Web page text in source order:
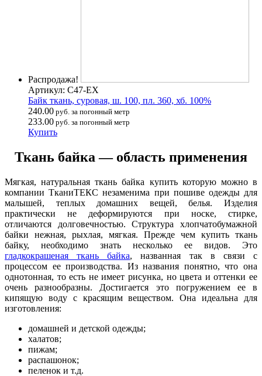
Распродажа!
Артикул: С47-ЕХ
Байк ткань, суровая, ш. 100, пл. 360, хб. 100%
240.00 руб. за погонный метр
233.00 руб. за погонный метр
Купить
Ткань байка — область применения
Мягкая, натуральная ткань байка купить которую можно в
компании ТканиТЕКС незаменима при пошиве одежды для
малышей, теплых домашних вещей, белья. Изделия
практически не деформируются при носке, стирке,
отличаются долговечностью. Структура хлопчатобумажной
байки нежная, рыхлая, мягкая. Прежде чем купить ткань
байку, необходимо знать несколько ее видов. Это
гладкокрашеная ткань байка, названная так в связи с
процессом ее производства. Из названия понятно, что она
однотонная, то есть не имеет рисунка, но цвета и оттенки ее
очень разнообразны. Достигается это погружением ее в
кипящую воду с красящим веществом. Она идеальна для
изготовления:
домашней и детской одежды;
халатов;
пижам;
распашонок;
пеленок и т.д.